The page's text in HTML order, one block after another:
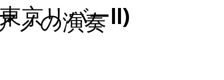
京リバーII)
ノの演奏